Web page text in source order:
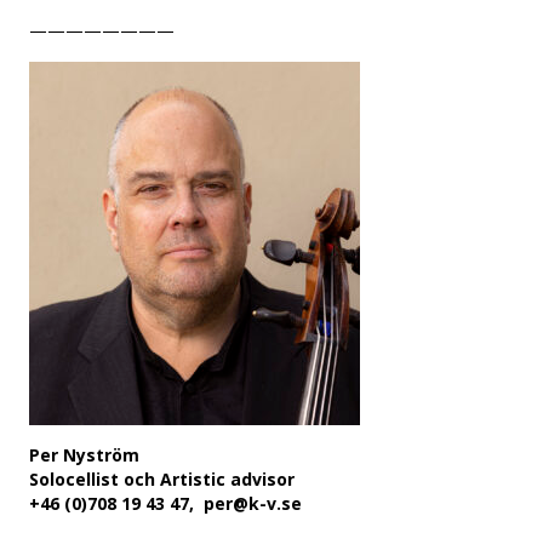
————————
Per Nyström
Solocellist och Artistic advisor
+46 (0)708 19 43 47, per@k-v.se